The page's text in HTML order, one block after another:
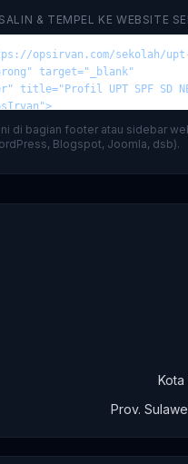
& TEMPEL KE WEBSITE
di bagian footer atau sidebar
Blogspot, Joomla, dsb).
Kota
Prov.